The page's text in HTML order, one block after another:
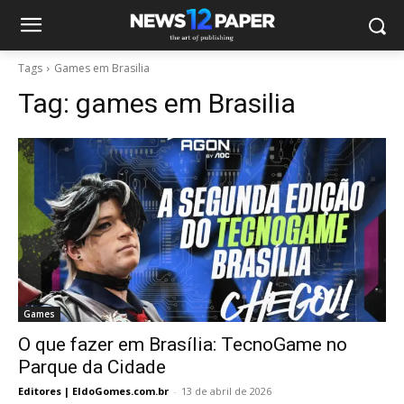
Tags Games em Brasilia
Tag: games em Brasilia
Games
O que fazer em Brasília: TecnoGame no
Parque da Cidade
Editores | EldoGomes.com.br - 13 de abril de 2026